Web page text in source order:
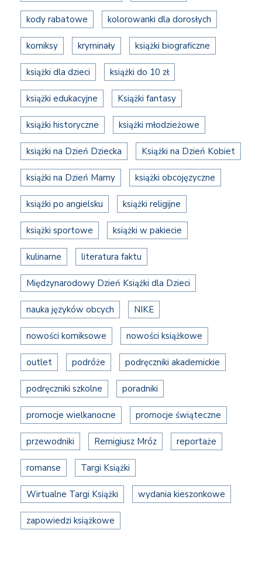
kody rabatowe kolorowanki dla dorosłych
komiksy kryminały książki biograficzne
książki dla dzieci książki do 10 zł
książki edukacyjne Książki fantasy
książki historyczne książki młodzieżowe
książki na Dzień Dziecka Książki na Dzień Kobiet
książki na Dzień Mamy książki obcojęzyczne
książki po angielsku książki religijne
książki sportowe książki w pakiecie
kulinarne literatura faktu
Międzynarodowy Dzień Książki dla Dzieci
nauka języków obcych NIKE
nowości komiksowe nowości książkowe
outlet podróże podręczniki akademickie
podręczniki szkolne poradniki
promocje wielkanocne promocje świąteczne
przewodniki Remigiusz Mróz reportaże
romanse Targi Książki
Wirtualne Targi Książki wydania kieszonkowe
zapowiedzi książkowe